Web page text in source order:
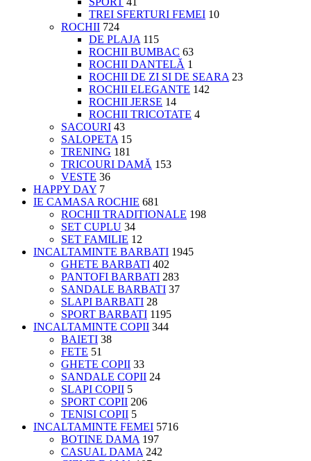
TREI SFERTURI FEMEI 10
ROCHII 724
DE PLAJA 115
ROCHII BUMBAC 63
ROCHII DANTELĂ 1
ROCHII DE ZI SI DE SEARA 23
ROCHII ELEGANTE 142
ROCHII JERSE 14
ROCHII TRICOTATE 4
SACOURI 43
SALOPETA 15
TRENING 181
TRICOURI DAMĂ 153
VESTE 36
HAPPY DAY 7
IE CAMASA ROCHIE 681
ROCHII TRADITIONALE 198
SET CUPLU 34
SET FAMILIE 12
INCALTAMINTE BARBATI 1945
GHETE BARBATI 402
PANTOFI BARBATI 283
SANDALE BARBATI 37
SLAPI BARBATI 28
SPORT BARBATI 1195
INCALTAMINTE COPII 344
BAIETI 38
FETE 51
GHETE COPII 33
SANDALE COPII 24
SLAPI COPII 5
SPORT COPII 206
TENISI COPII 5
INCALTAMINTE FEMEI 5716
BOTINE DAMA 197
CASUAL DAMA 242